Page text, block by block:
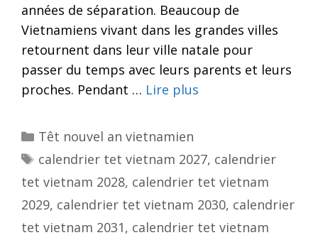
années de séparation. Beaucoup de
Vietnamiens vivant dans les grandes villes
retournent dans leur ville natale pour
passer du temps avec leurs parents et leurs
proches. Pendant … Lire plus
Categories
Têt nouvel an vietnamien
Tags
calendrier tet vietnam 2027, calendrier
tet vietnam 2028, calendrier tet vietnam
2029, calendrier tet vietnam 2030, calendrier
tet vietnam 2031, calendrier tet vietnam